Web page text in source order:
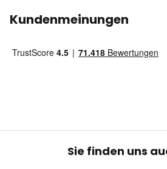
Kundenmeinungen
Sie finden uns